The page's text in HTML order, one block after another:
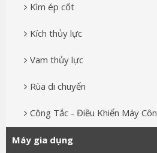
Kìm ép cốt
Kích thủy lực
Vam thủy lực
Rùa di chuyển
Công Tắc - Điều Khiển Máy
Máy gia dụng